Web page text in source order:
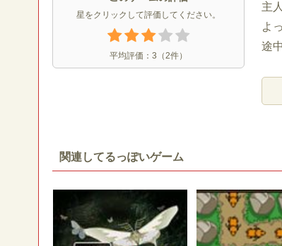
星をクリックして評価してください。
平均評価： 3 （2件）
主
よ
途
関連してるっぽいゲーム